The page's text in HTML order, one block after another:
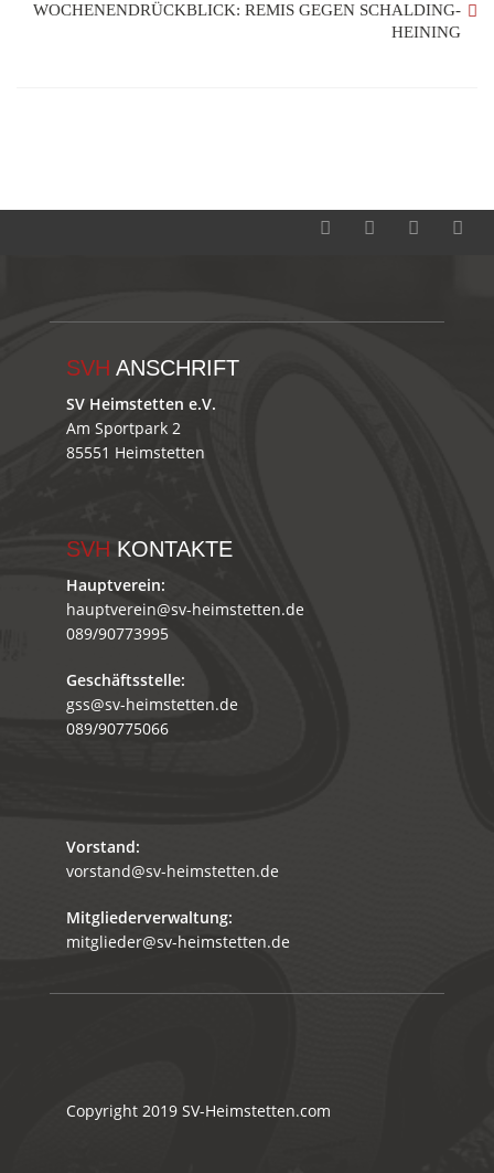
WOCHENENDRÜCKBLICK: REMIS GEGEN SCHALDING-
HEINING
SVH ANSCHRIFT
SV Heimstetten e.V.
Am Sportpark 2
85551 Heimstetten
SVH KONTAKTE
Hauptverein:
hauptverein@sv-heimstetten.de
089/90773995
Geschäftsstelle:
gss@sv-heimstetten.de
089/90775066
Vorstand:
vorstand@sv-heimstetten.de
Mitgliederverwaltung:
mitglieder@sv-heimstetten.de
Copyright 2019 SV-Heimstetten.com